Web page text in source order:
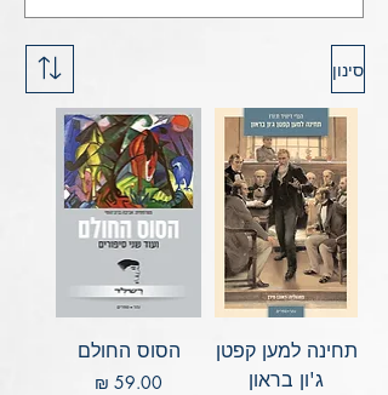
סינון
תחינה למען קפטן
ג'ון בראון
הסוס החולם
מחיר